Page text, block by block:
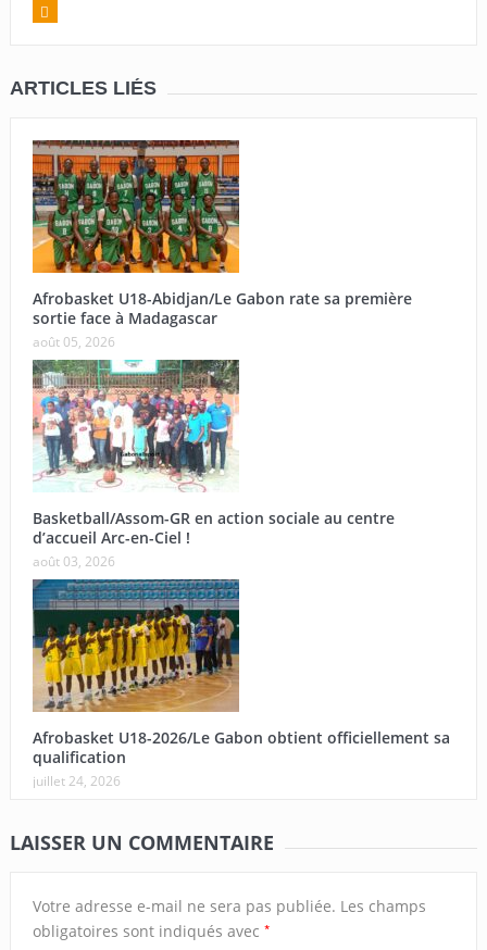
ARTICLES LIÉS
Afrobasket U18-Abidjan/Le Gabon rate sa première
sortie face à Madagascar
août 05, 2026
Basketball/Assom-GR en action sociale au centre
d’accueil Arc-en-Ciel !
août 03, 2026
Afrobasket U18-2026/Le Gabon obtient officiellement sa
qualification
juillet 24, 2026
LAISSER UN COMMENTAIRE
Votre adresse e-mail ne sera pas publiée. Les champs
obligatoires sont indiqués avec *